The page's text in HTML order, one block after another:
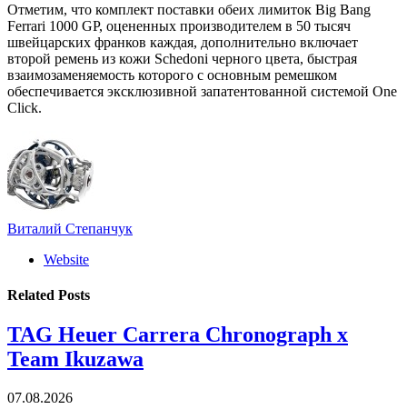
Отметим, что комплект поставки обеих лимиток Big Bang
Ferrari 1000 GP, оцененных производителем в 50 тысяч
швейцарских франков каждая, дополнительно включает
второй ремень из кожи Schedoni черного цвета, быстрая
взаимозаменяемость которого с основным ремешком
обеспечивается эксклюзивной запатентованной системой One
Click.
Виталий Степанчук
Website
Related Posts
TAG Heuer Carrera Chronograph x
Team Ikuzawa
07.08.2026